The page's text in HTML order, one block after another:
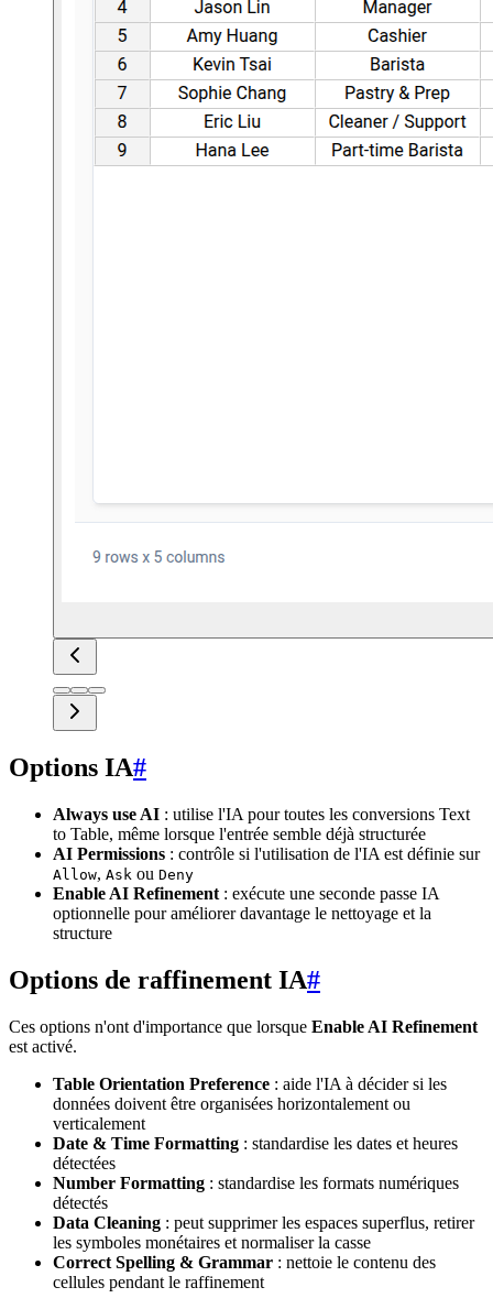
Options IA#
Always use AI : utilise l'IA pour toutes les conversions Text
to Table, même lorsque l'entrée semble déjà structurée
AI Permissions : contrôle si l'utilisation de l'IA est définie sur
Allow, Ask ou Deny
Enable AI Refinement : exécute une seconde passe IA
optionnelle pour améliorer davantage le nettoyage et la
structure
Options de raffinement IA#
Ces options n'ont d'importance que lorsque Enable AI Refinement
est activé.
Table Orientation Preference : aide l'IA à décider si les
données doivent être organisées horizontalement ou
verticalement
Date & Time Formatting : standardise les dates et heures
détectées
Number Formatting : standardise les formats numériques
détectés
Data Cleaning : peut supprimer les espaces superflus, retirer
les symboles monétaires et normaliser la casse
Correct Spelling & Grammar : nettoie le contenu des
cellules pendant le raffinement